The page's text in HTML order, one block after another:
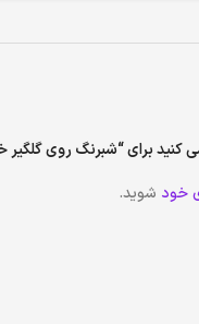
“شبرنگ روی گلگیر خودرو بسته 2
خود شوید.